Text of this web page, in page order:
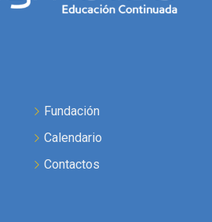
Fundación
Calendario
Contactos